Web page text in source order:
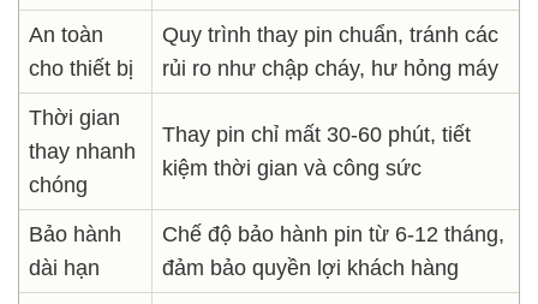
An toàn
cho thiết bị
Quy trình thay pin chuẩn, tránh các
rủi ro như chập cháy, hư hỏng máy
Thời gian
thay nhanh
chóng
Thay pin chỉ mất 30-60 phút, tiết
kiệm thời gian và công sức
Bảo hành
dài hạn
Chế độ bảo hành pin từ 6-12 tháng,
đảm bảo quyền lợi khách hàng